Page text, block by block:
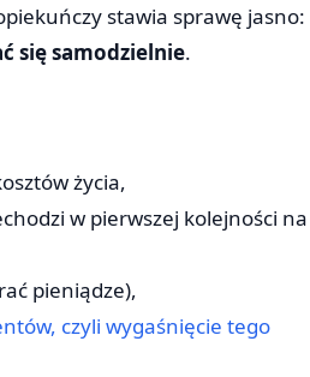
stawia sprawę jasno:
się samodzielnie.
życia,
w pierwszej kolejności na
pieniądze),
czyli wygaśnięcie tego